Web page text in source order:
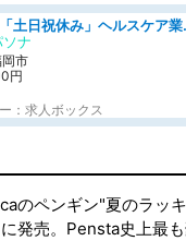
08月開始/「土日祝
ナ
市
円
：求人ボックス
のペンギン"夏のラッ
発売。Pensta史上最